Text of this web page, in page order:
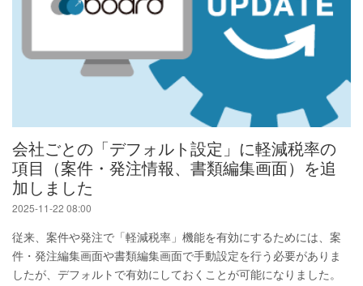
会社ごとの「デフォルト設定」に軽減税率の
項目（案件・発注情報、書類編集画面）を追
加しました
2025-11-22 08:00
従来、案件や発注で「軽減税率」機能を有効にするためには、案
件・発注編集画面や書類編集画面で手動設定を行う必要がありま
したが、デフォルトで有効にしておくことが可能になりました。